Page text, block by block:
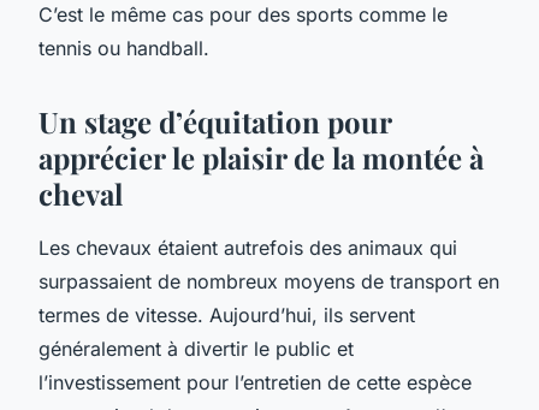
C’est le même cas pour des sports comme le
tennis ou handball.
Un stage d’équitation pour
apprécier le plaisir de la montée à
cheval
Les chevaux étaient autrefois des animaux qui
surpassaient de nombreux moyens de transport en
termes de vitesse. Aujourd’hui, ils servent
généralement à divertir le public et
l’investissement pour l’entretien de cette espèce